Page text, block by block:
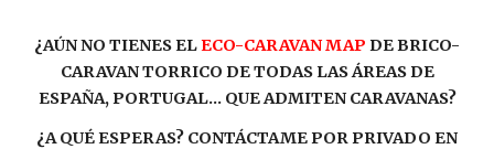
¿AÚN NO TIENES ELECO-CARAVAN MAP DE BRICO-
CARAVAN TORRICO DE TODAS LAS ÁREAS DE
ESPAÑA, PORTUGAL... QUE ADMITEN CARAVANAS?
¿A QUÉ ESPERAS? CONTÁCTAME POR PRIVADO EN